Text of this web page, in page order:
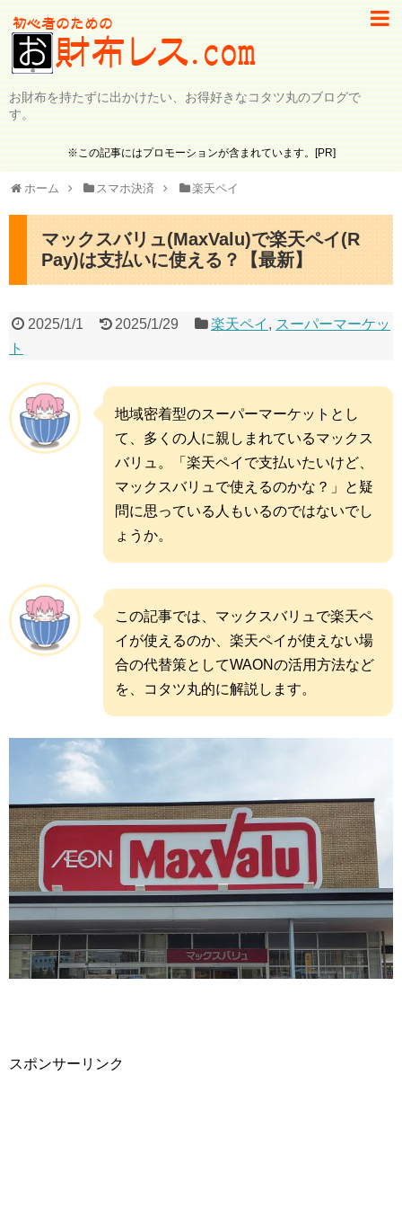
お財布を持たずに出かけたい、お得好きなコタツ丸のブログで
す。
※この記事にはプロモーションが含まれています。[PR]
ホーム スマホ決済 楽天ペイ
マックスバリュ(MaxValu)で楽天ペイ(R
Pay)は支払いに使える？【最新】
2025/1/1 2025/1/29 楽天ペイ , スーパーマーケッ
ト
地域密着型のスーパーマーケットとし
て、多くの人に親しまれているマックス
バリュ。「楽天ペイで支払いたいけど、
マックスバリュで使えるのかな？」と疑
問に思っている人もいるのではないでし
ょうか。
この記事では、マックスバリュで楽天ペ
イが使えるのか、楽天ペイが使えない場
合の代替策としてWAONの活用方法など
を、コタツ丸的に解説します。
スポンサーリンク